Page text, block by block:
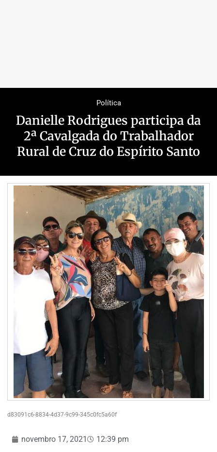
Política
Danielle Rodrigues participa da
2ª Cavalgada do Trabalhador
Rural de Cruz do Espírito Santo
d83091c6-8834-4d37-9c99-345c0fc5a60f
novembro 17, 2021
12:39 pm